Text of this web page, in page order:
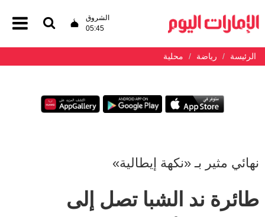
الشروق
05:45
الرئيسة رياضة محلية
نهائي مثير بـ «نكهة إيطالية»
طائرة ند الشبا تصل إلى